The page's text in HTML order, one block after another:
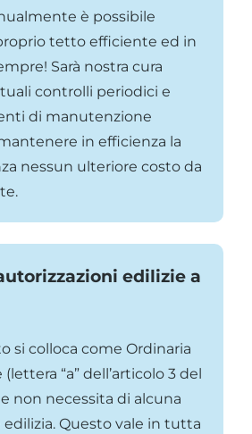
è possibile
tetto efficiente ed in
Sarà nostra cura
controlli periodici e
di manutenzione
in efficienza la
nessun ulteriore costo da
edilizie a
si colloca come Ordinaria
“a” dell’articolo 3 del
non necessita di alcuna
edilizia. Questo vale in tutta